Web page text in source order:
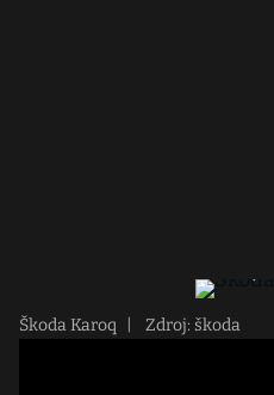
Škoda Karoq Zdroj: škoda